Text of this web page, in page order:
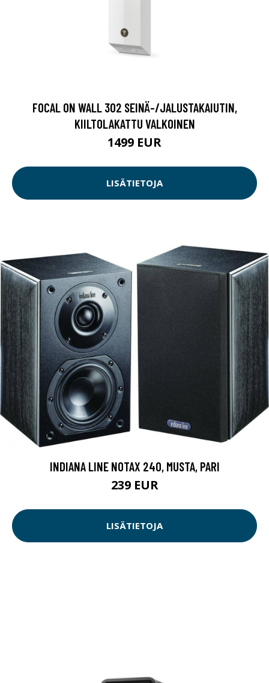
FOCAL ON WALL 302 SEINÄ-/JALUSTAKAIUTIN,
KIILTOLAKATTU VALKOINEN
1499 EUR
LISÄTIETOJA
INDIANA LINE NOTAX 240, MUSTA, PARI
239 EUR
LISÄTIETOJA